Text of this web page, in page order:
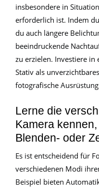
insbesondere in
erforderlich ist. Indem
du auch längere
beeindruckende
zu erzielen. Investiere
Stativ als
fotografische
Lerne die
Kamera
Blenden- oder
Es ist entscheidend für
verschiedenen Modi
Beispiel bieten